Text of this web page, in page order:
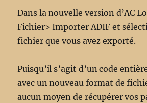
Dans la nouvelle version d’AC
Fichier> Importer ADIF et
fichier que vous avez exporté.
Puisqu’il s’agit d’un code
avec un nouveau format de
aucun moyen de récupérer vos